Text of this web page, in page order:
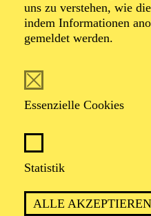
uns zu verstehen, wie
indem Informationen
gemeldet werden.
Essenzielle Cookies
Statistik
ALLE AKZEPTIEREN
Die Kostümbildnerin Irina
den Bereichen Oper,